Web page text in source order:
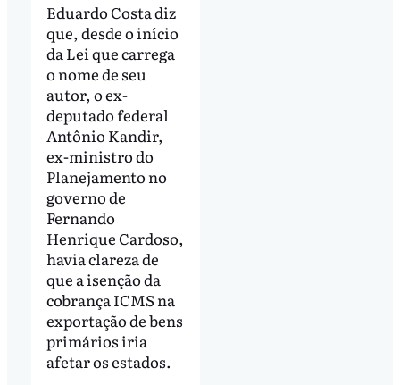
Eduardo Costa diz
que, desde o início
da Lei que carrega
o nome de seu
autor, o ex-
deputado federal
Antônio Kandir,
ex-ministro do
Planejamento no
governo de
Fernando
Henrique Cardoso,
havia clareza de
que a isenção da
cobrança ICMS na
exportação de bens
primários iria
afetar os estados.